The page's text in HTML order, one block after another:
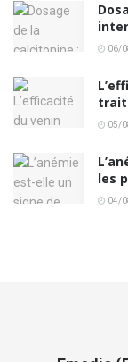
06/
05/
les
04/